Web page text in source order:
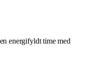
energifyldt time med